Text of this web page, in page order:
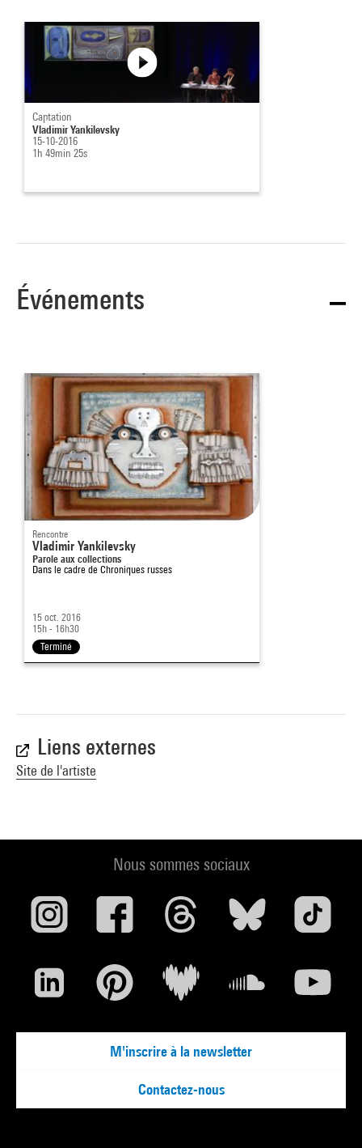
Captation
Vladimir Yankilevsky
15-10-2016
1h 49min 25s
Événements
Rencontre
Vladimir Yankilevsky
Parole aux collections
Dans le cadre de Chroniques russes
15 oct. 2016
15h - 16h30
Terminé
Liens externes
Site de l'artiste
Nous sommes sociaux
M'inscrire à la newsletter
Contactez-nous